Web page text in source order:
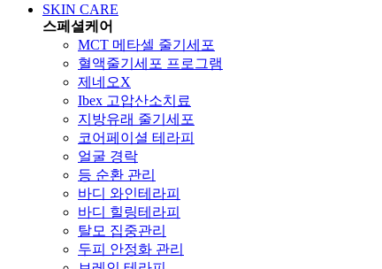
SKIN CARE
스페셜케어
MCT 메타셀 줄기세포
혈액줄기세포 프로그램
제네오X
Ibex 고압산소치료
지방유래 줄기세포
코어페이셜 테라피
얼굴 경락
등 순환 관리
바디 와인테라피
바디 힐링테라피
탈모 집중관리
두피 안정화 관리